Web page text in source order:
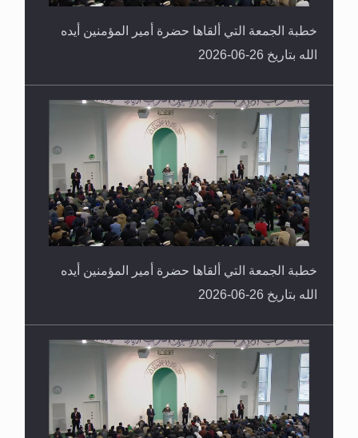
خطبة الجمعة التي ألقاها حضرة أمير المؤمنين أيده
الله بتاريخ 26-06-2026
خطبة الجمعة التي ألقاها حضرة أمير المؤمنين أيده
الله بتاريخ 26-06-2026